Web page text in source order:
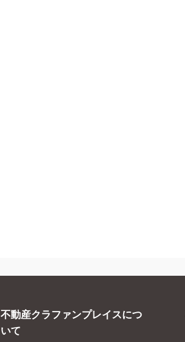
不動産クラファンプレイスにつ
いて